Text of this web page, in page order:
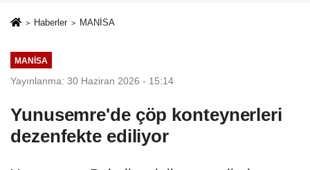
Haberler MANİSA
MANİSA
Yayınlanma: 30 Haziran 2026 - 15:14
Yunusemre'de çöp konteynerleri
dezenfekte ediliyor